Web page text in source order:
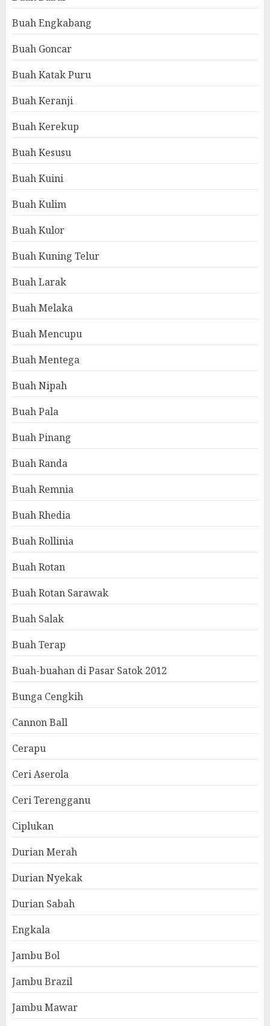
Buah Engkabang
Buah Goncar
Buah Katak Puru
Buah Keranji
Buah Kerekup
Buah Kesusu
Buah Kuini
Buah Kulim
Buah Kulor
Buah Kuning Telur
Buah Larak
Buah Melaka
Buah Mencupu
Buah Mentega
Buah Nipah
Buah Pala
Buah Pinang
Buah Randa
Buah Remnia
Buah Rhedia
Buah Rollinia
Buah Rotan
Buah Rotan Sarawak
Buah Salak
Buah Terap
Buah-buahan di Pasar Satok 2012
Bunga Cengkih
Cannon Ball
Cerapu
Ceri Aserola
Ceri Terengganu
Ciplukan
Durian Merah
Durian Nyekak
Durian Sabah
Engkala
Jambu Bol
Jambu Brazil
Jambu Mawar